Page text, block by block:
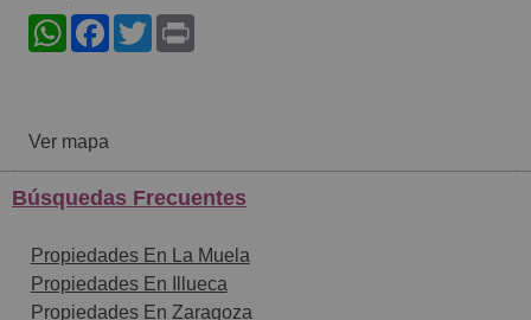
WhatsAppFacebook
Twitter
Ver mapa
Búsquedas Frecuentes
Propiedades En La Muela
Propiedades En Illueca
Propiedades En Zaragoza